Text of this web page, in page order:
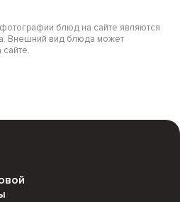
блюд на сайте являются
Внешний вид блюда может
сайте.